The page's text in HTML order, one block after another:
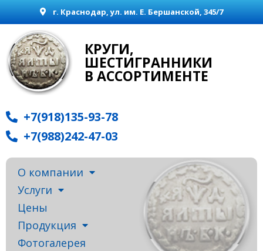
г. Краснодар, ул. им. Е. Бершанской, 345/7
КРУГИ,
ШЕСТИГРАННИКИ
В АССОРТИМЕНТЕ
+7(918)135-93-78
+7(988)242-47-03
О компании
Услуги
Цены
Продукция
Фотогалерея